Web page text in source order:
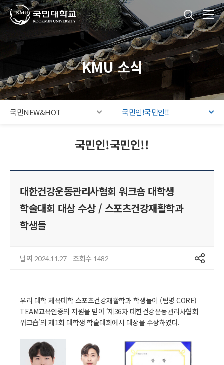
주메뉴 바로가기
본문내용 바로가기
푸터 바로가기
국민대학교
KMU 소식
국민NEW&HOT 국민인!국민인!!
국민인!국민인!!
대한건강운동관리사협회 워크숍 대학생
학술대회 대상 수상 / 스포츠건강재활학과
학생들
날짜 2024.11.27 조회수 1482 공유
우리 대학 체육대학 스포츠건강재활학과 학생들이 (팀명 CORE)
TEAM교육인증의 지원을 받아 ‘제36차 대한건강운동관리사협회
워크숍’의 제1회 대학생 학술대회에서 대상을 수상하였다.